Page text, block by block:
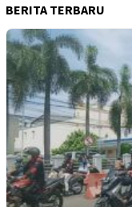
BERITA TERBARU